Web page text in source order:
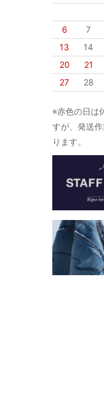
6
7
13
14
20
21
27
28
※赤色の日は
すが、発送
ります。